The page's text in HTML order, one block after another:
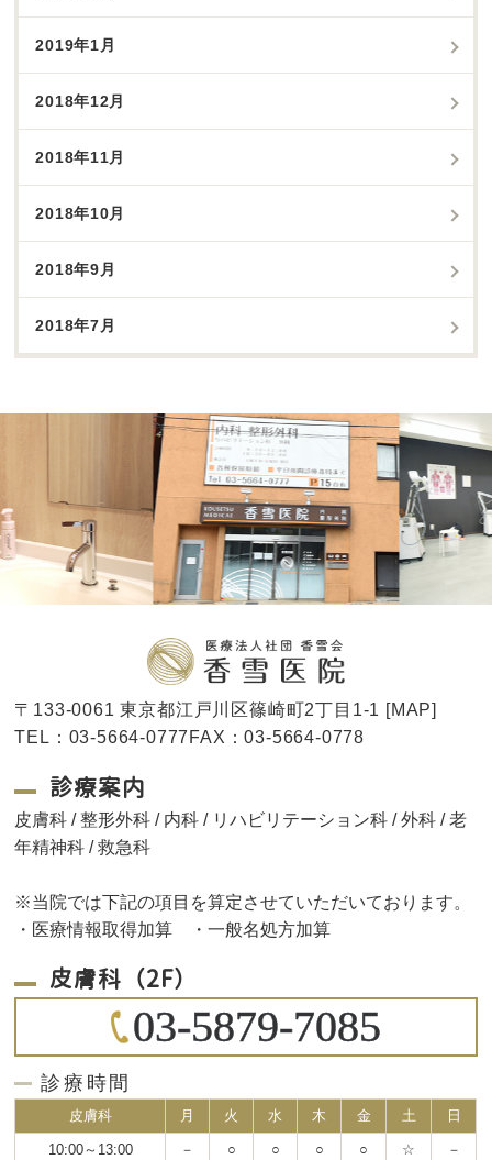
2019年1月
2018年12月
2018年11月
2018年10月
2018年9月
2018年7月
〒133-0061 東京都江戸川区篠崎町2丁目1-1 [MAP]
TEL：03-5664-0777FAX：03-5664-0778
診療案内
皮膚科 / 整形外科 / 内科 / リハビリテーション科 / 外科 / 老
年精神科 / 救急科
※当院では下記の項目を算定させていただいております。
・医療情報取得加算 ・一般名処方加算
皮膚科（2F）
03-5879-7085
診療時間
皮膚科 月 火 水 木 金 土 日
10:00～13:00 － ○ ○ ○ ○ ☆ －